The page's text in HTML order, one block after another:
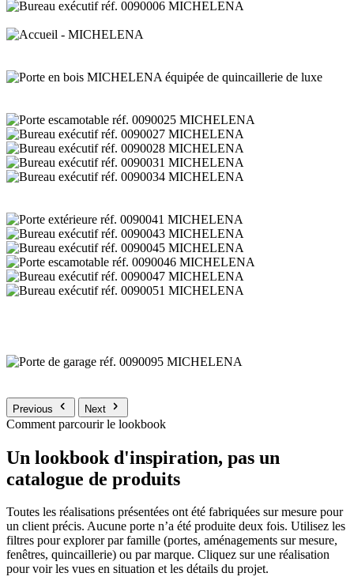
Previous Next
Comment parcourir le lookbook
Un lookbook d'inspiration, pas un
catalogue de produits
Toutes les réalisations présentées ont été fabriquées sur mesure pour
un client précis. Aucune porte n’a été produite deux fois. Utilisez les
filtres pour explorer par famille (portes, aménagements sur mesure,
fenêtres, quincaillerie) ou par marque. Cliquez sur une réalisation
pour voir les vues en situation et les détails du projet.